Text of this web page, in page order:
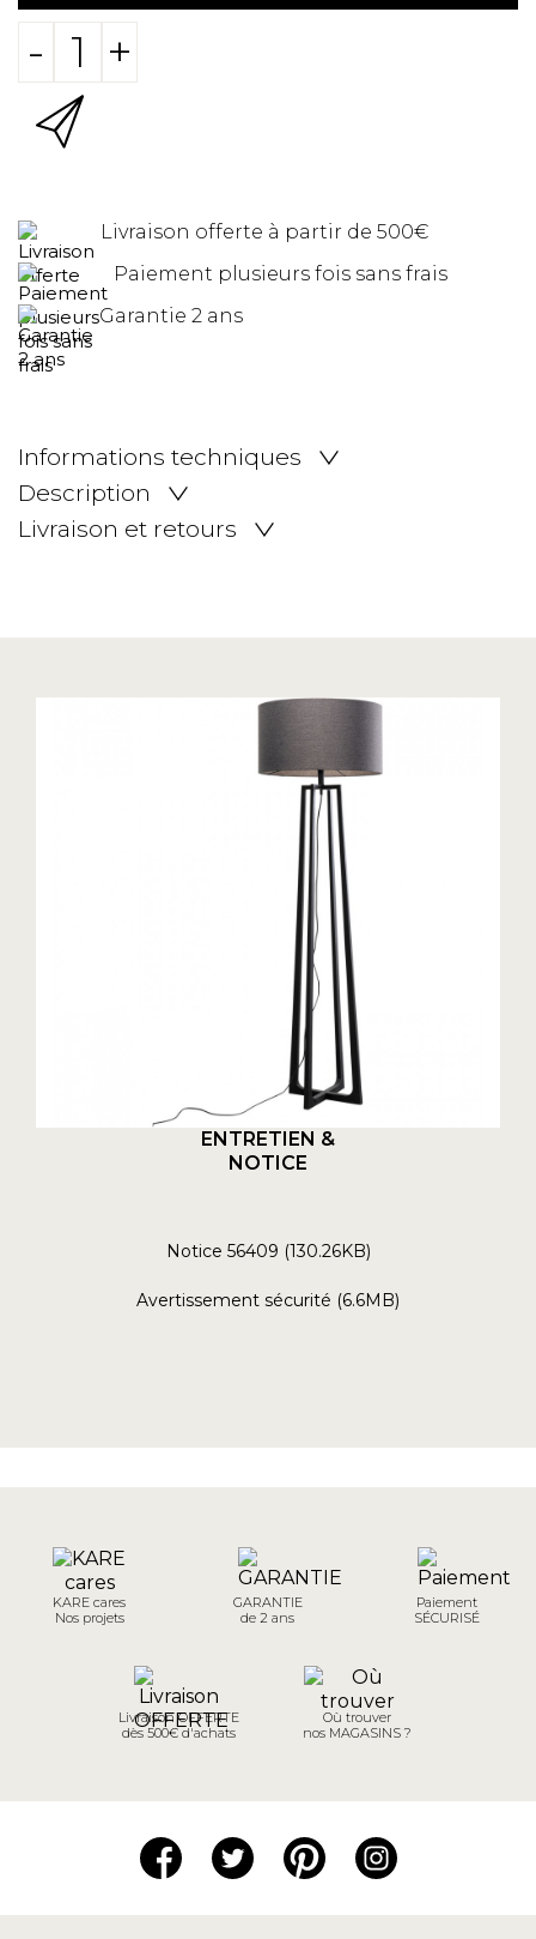
- +
Livraison offerte à partir de 500€
Paiement plusieurs fois sans frais
Garantie 2 ans
Informations techniques
Description
Livraison et retours
ENTRETIEN &
NOTICE
Notice 56409 (130.26KB)
Avertissement sécurité (6.6MB)
KARE cares
Nos projets
GARANTIE
de 2 ans
Paiement
SÉCURISÉ
Livraison OFFERTE
dès 500€ d'achats
Où trouver
nos MAGASINS ?